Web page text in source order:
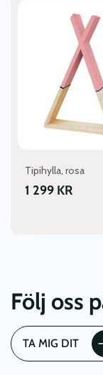
Tipihylla, rosa
1 299 KR
Följ oss
TA MIG DIT